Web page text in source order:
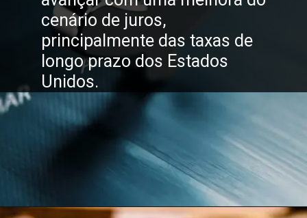
cenário de juros,
principalmente das taxas de
longo prazo dos Estados